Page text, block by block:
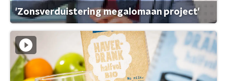
'Zonsverduistering megalomaan project'